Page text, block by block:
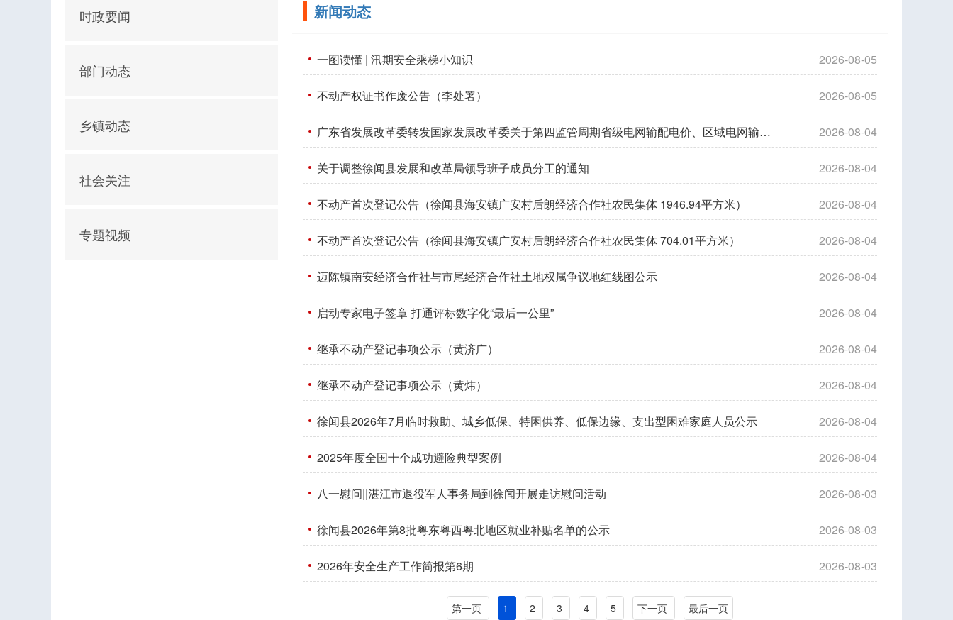
时政要闻
部门动态
乡镇动态
社会关注
专题视频
新闻动态
一图读懂 | 汛期安全乘梯小知识 2026-08-05
不动产权证书作废公告（李处署） 2026-08-05
广东省发展改革委转发国家发展改革委关于第四监管周期省级电网输配电价、区域电网输电价格及有关事项的通知 2026-08-04
关于调整徐闻县发展和改革局领导班子成员分工的通知 2026-08-04
不动产首次登记公告（徐闻县海安镇广安村后朗经济合作社农民集体 1946.94平方米） 2026-08-04
不动产首次登记公告（徐闻县海安镇广安村后朗经济合作社农民集体 704.01平方米） 2026-08-04
迈陈镇南安经济合作社与市尾经济合作社土地权属争议地红线图公示 2026-08-04
启动专家电子签章 打通评标数字化“最后一公里” 2026-08-04
继承不动产登记事项公示（黄济广） 2026-08-04
继承不动产登记事项公示（黄炜） 2026-08-04
徐闻县2026年7月临时救助、城乡低保、特困供养、低保边缘、支出型困难家庭人员公示 2026-08-04
2025年度全国十个成功避险典型案例 2026-08-04
八一慰问||湛江市退役军人事务局到徐闻开展走访慰问活动 2026-08-03
徐闻县2026年第8批粤东粤西粤北地区就业补贴名单的公示 2026-08-03
2026年安全生产工作简报第6期 2026-08-03
第一页 1 2 3 4 5 下一页 最后一页